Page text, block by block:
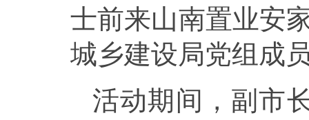
士前来山南置业安
城乡建设局党组成
活动期间，副市